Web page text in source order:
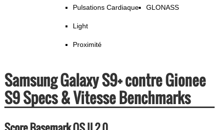
Pulsations Cardiaque
Light
Proximité
GLONASS
Samsung Galaxy S9+ contre Gionee
S9 Specs & Vitesse Benchmarks